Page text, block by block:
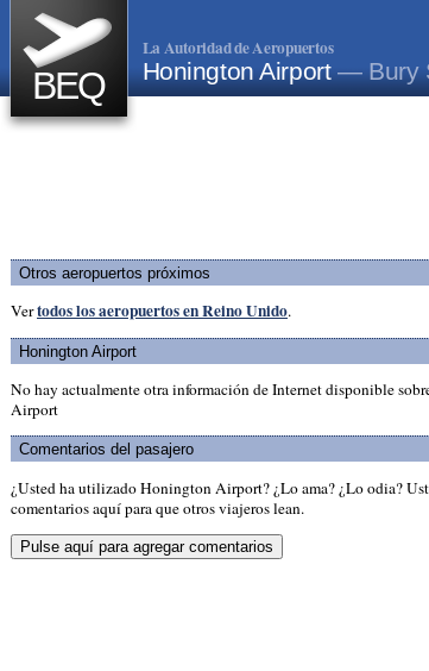
BEQ
La Autoridad de Aeropuertos
Honington Airport— Bury
Otros aeropuertos próximos
Vertodos los aeropuertos en Reino Unido.
Honington Airport
No hay actualmente otra información de Internet disponible
Airport
Comentarios del pasajero
¿Usted ha utilizado Honington Airport? ¿Lo ama? ¿Lo odia?
comentarios aquí para que otros viajeros lean.